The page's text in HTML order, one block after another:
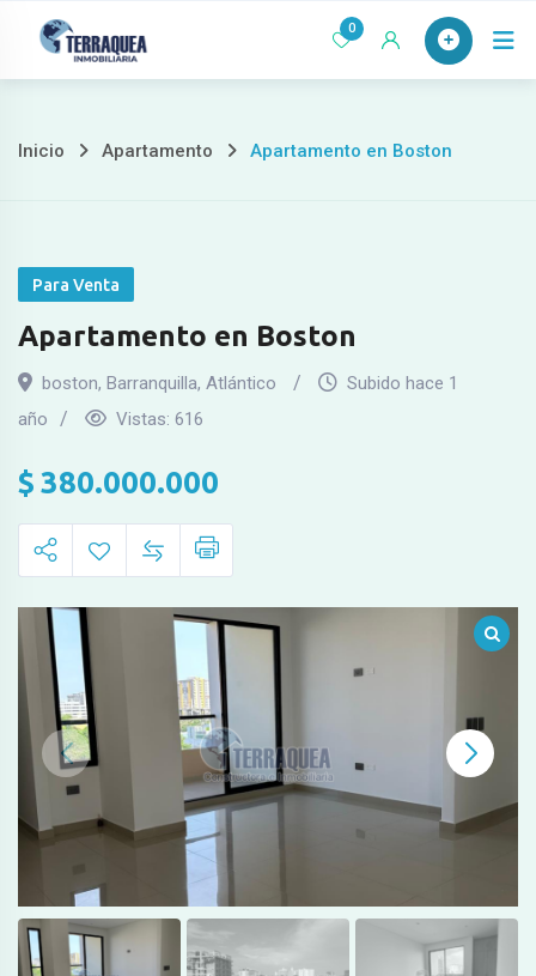
0
Inicio Apartamento Apartamento en Boston
Para Venta
Apartamento en Boston
boston, Barranquilla, Atlántico
Subido hace 1
año
Vistas: 616
$ 380.000.000